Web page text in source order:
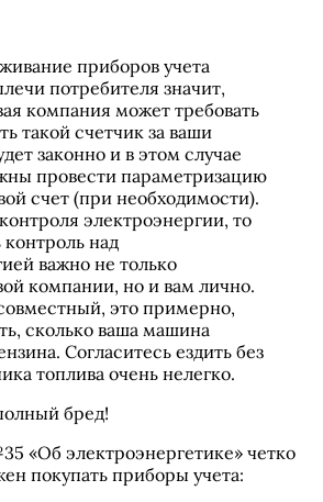
приборов учета
потребителя значит,
компания может требовать
такой счетчик за ваши
законно и в этом случае
провести параметризацию
счет (при необходимости).
электроэнергии, то
над
важно не только
компании, но и вам лично.
это примерно,
сколько ваша машина
Согласитесь ездить без
топлива очень нелегко.
бред!
«Об электроэнергетике» четко
покупать приборы учета: